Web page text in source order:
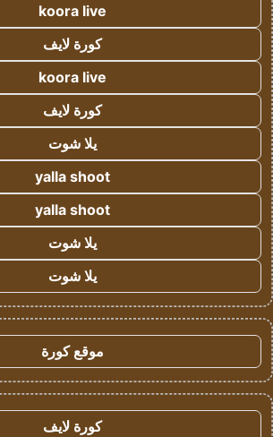
koora live
كورة لايف
koora live
كورة لايف
يلا شوت
yalla shoot
yalla shoot
يلا شوت
يلا شوت
موقع كورة
كورة لايف